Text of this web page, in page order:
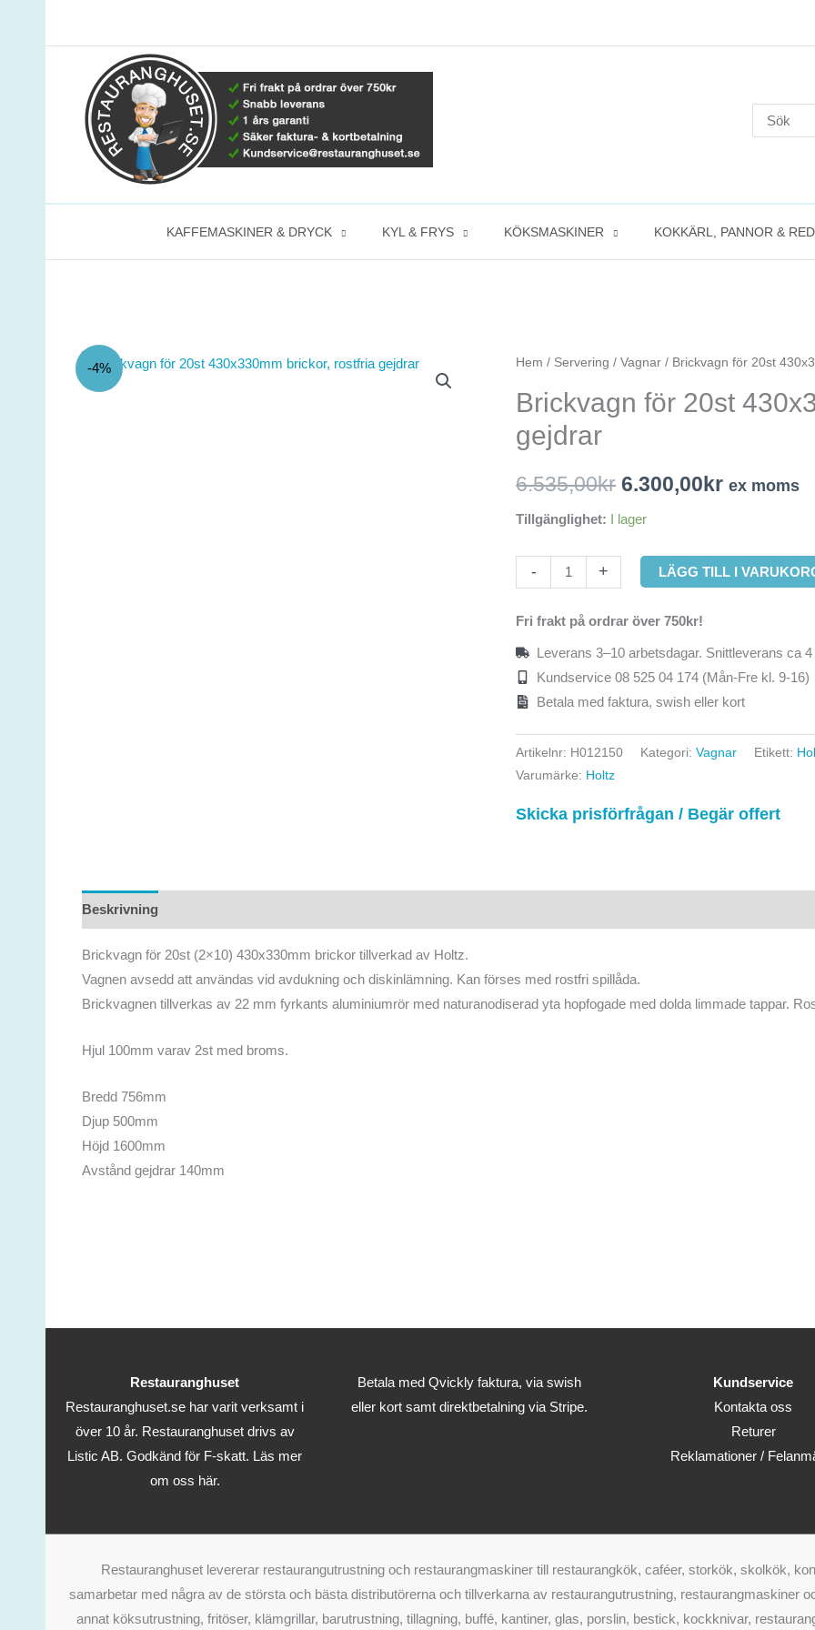
for:
KAFFEMASKINER & DRYCK KYL & FRYS KÖKSMASKINER KOKKÄRL, PANNOR &
-4% Hem / Servering /Vagnar / Brickvagn för 20st
Brickvagn för 20st
gejdrar
6.535,00kr
Det
ursprungliga
var:
6.535,00kr.
6.300,00 kr
Det
är:
ex moms
Tillgänglighet: I lager
-
Brickvagn
20st
430x330mm
rostfria
+ LÄGG TILL I
Fri frakt på ordrar över 750kr!
Leverans 3–10 arbetsdagar. Snittleverans ca 4
Kundservice 08 525 04 174 (Mån-Fre kl. 9-16)
Betala med faktura, swish eller kort
Artikelnr: H012150 Kategori:Vagnar Etikett:
Varumärke: Holtz
Skicka prisförfrågan / Begär offert
Beskrivning
Brickvagn för 20st (2×10) 430x330mm brickor tillverkad av Holtz.
Vagnen avsedd att användas vid avdukning och diskinlämning. Kan förses med rostfri spillåda.
Brickvagnen tillverkas av 22 mm fyrkants aluminiumrör med naturanodiserad yta hopfogade med dolda limmade tappar.
Hjul 100mm varav 2st med broms.
Bredd 756mm
Djup 500mm
Höjd 1600mm
Avstånd gejdrar 140mm
Restauranghuset
Restauranghuset.se har varit verksamt i
över 10 år. Restauranghuset drivs av
Listic AB. Godkänd för F-skatt. Läs mer
om oss här.
Betala med Qvickly faktura, via swish
eller kort samt direktbetalning via Stripe.
Kundservice
Kontakta oss
Returer
Reklamationer /
Restauranghuset levererar restaurangutrustning och restaurangmaskiner till restaurangkök, caféer, storkök, skolkök,
samarbetar med några av de största och bästa distributörerna och tillverkarna av restaurangutrustning, restaurangmaskiner
annat köksutrustning, fritöser, klämgrillar, barutrustning, tillagning, buffé, kantiner, glas, porslin, bestick, kockknivar,